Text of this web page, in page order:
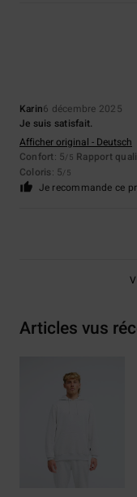
Karin6 décembre 2025
Je suis satisfait.
Afficher original - Deutsch
Confort: 5/5 Rapport
Coloris: 5/5
Je recommande ce
Articles vus